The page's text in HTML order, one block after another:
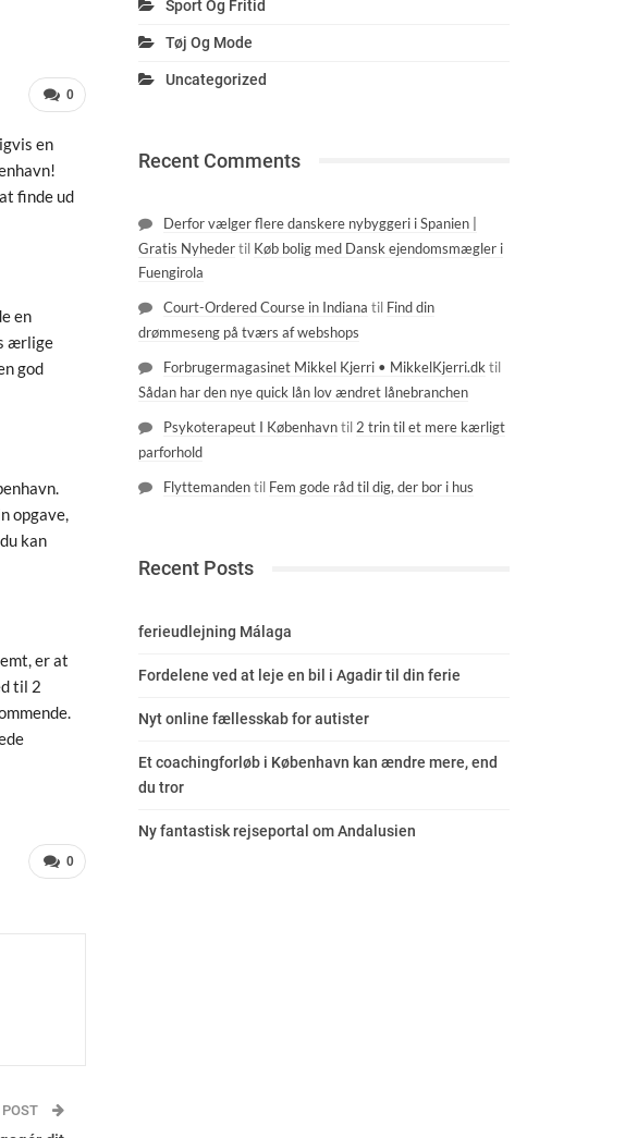
0
en
finde ud
en
ærlige
god
opgave,
kan
er at
til 2
0
POST
Sport Og Fritid
Tøj Og Mode
Uncategorized
Recent Comments
Derfor vælger flere danskere nybyggeri i Spanien |
Gratis Nyhedertil Køb bolig med Dansk ejendomsmægler i
Fuengirola
Court-Ordered Course in Indiana til Find din
drømmeseng på tværs af webshops
Forbrugermagasinet Mikkel Kjerri • MikkelKjerri.dktil
Sådan har den nye quick lån lov ændret lånebranchen
Psykoterapeut I Københavntil2 trin til et mere kærligt
parforhold
Flyttemandentil Fem gode råd til dig, der bor i hus
Recent Posts
ferieudlejning Málaga
Fordelene ved at leje en bil i Agadir til din ferie
Nyt online fællesskab for autister
Et coachingforløb i København kan ændre mere, end
du tror
Ny fantastisk rejseportal om Andalusien